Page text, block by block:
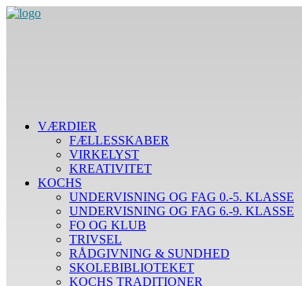
VÆRDIER
FÆLLESSKABER
VIRKELYST
KREATIVITET
KOCHS
UNDERVISNING OG FAG 0.-5. KLASSE
UNDERVISNING OG FAG 6.-9. KLASSE
FO OG KLUB
TRIVSEL
RÅDGIVNING & SUNDHED
SKOLEBIBLIOTEKET
KOCHS TRADITIONER